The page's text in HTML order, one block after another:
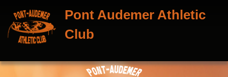
Pont Audemer Athletic
Club